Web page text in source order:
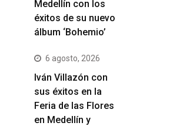
Medellín con los
éxitos de su nuevo
álbum ‘Bohemio’
6 agosto, 2026
Iván Villazón con
sus éxitos en la
Feria de las Flores
en Medellín y